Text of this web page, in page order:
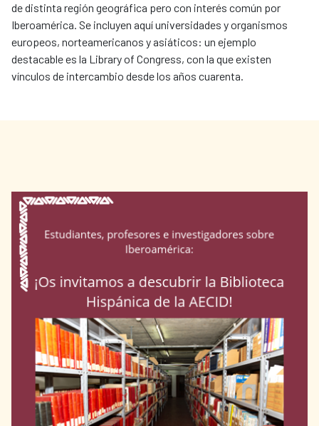
de distinta región geográfica pero con interés común por
Iberoamérica. Se incluyen aquí universidades y organismos
europeos, norteamericanos y asiáticos: un ejemplo
destacable es la Library of Congress, con la que existen
vínculos de intercambio desde los años cuarenta.